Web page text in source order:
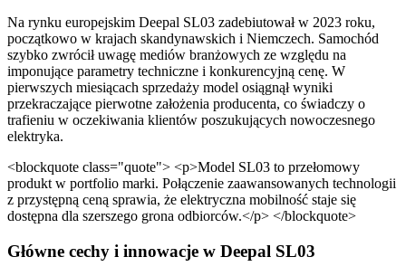
Na rynku europejskim Deepal SL03 zadebiutował w 2023 roku,
początkowo w krajach skandynawskich i Niemczech. Samochód
szybko zwrócił uwagę mediów branżowych ze względu na
imponujące parametry techniczne i konkurencyjną cenę. W
pierwszych miesiącach sprzedaży model osiągnął wyniki
przekraczające pierwotne założenia producenta, co świadczy o
trafieniu w oczekiwania klientów poszukujących nowoczesnego
elektryka.
<blockquote class="quote"> <p>Model SL03 to przełomowy
produkt w portfolio marki. Połączenie zaawansowanych technologii
z przystępną ceną sprawia, że elektryczna mobilność staje się
dostępna dla szerszego grona odbiorców.</p> </blockquote>
Główne cechy i innowacje w Deepal SL03